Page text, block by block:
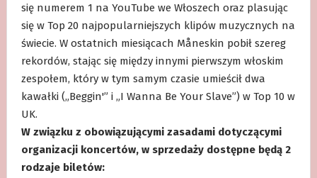
się numerem 1 na YouTube we Włoszech oraz plasując
się w Top 20 najpopularniejszych klipów muzycznych na
świecie. W ostatnich miesiącach Måneskin pobił szereg
rekordów, stając się między innymi pierwszym włoskim
zespołem, który w tym samym czasie umieścił dwa
kawałki („Beggin'” i „I Wanna Be Your Slave”) w Top 10 w
UK.
W związku z obowiązującymi zasadami dotyczącymi
organizacji koncertów, w sprzedaży dostępne będą 2
rodzaje biletów: